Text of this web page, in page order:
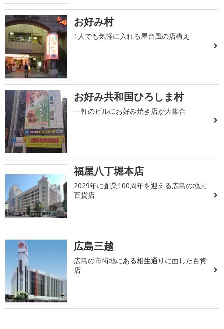
お好み村
1人でも気軽に入れる屋台風の店構え
お好み共和国ひろしま村
一軒のビルにお好み焼き店が大集合
福屋八丁堀本店
2029年に創業100周年を迎える広島の地元
百貨店
広島三越
広島の市街地にある相生通りに面した百貨
店